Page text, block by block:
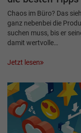
Chaos im Büro? Das
ganz nebenbei die
suchen muss, bis er
damit wertvolle…
Jetzt lesen